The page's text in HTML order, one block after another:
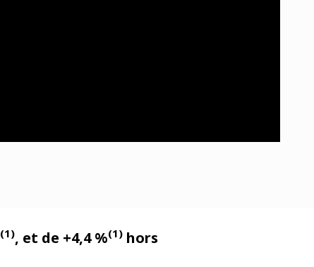
(1), et de +4,4 %(1) hors